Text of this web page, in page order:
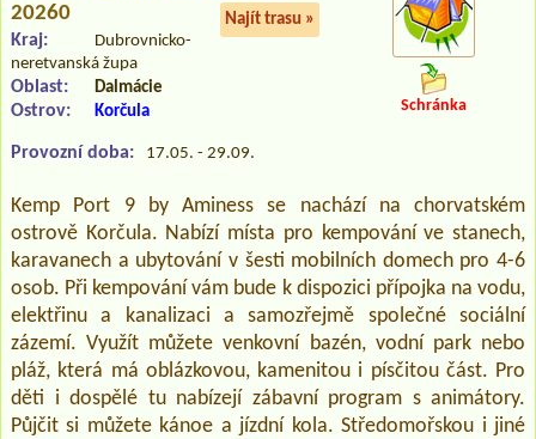
20260
Najít trasu »
Kraj:
Dubrovnicko-
neretvanská župa
Oblast: Dalmácie
Ostrov: Korčula
Provozní doba: 17.05. - 29.09.
Schránka
Kemp Port 9 by Aminess se nachází na chorvatském
ostrově Korčula. Nabízí místa pro kempování ve stanech,
karavanech a ubytování v šesti mobilních domech pro 4-6
osob. Při kempování vám bude k dispozici přípojka na vodu,
elektřinu a kanalizaci a samozřejmě společné sociální
zázemí. Využít můžete venkovní bazén, vodní park nebo
pláž, která má oblázkovou, kamenitou i písčitou část. Pro
děti i dospělé tu nabízejí zábavní program s animátory.
Půjčit si můžete kánoe a jízdní kola. Středomořskou i jiné